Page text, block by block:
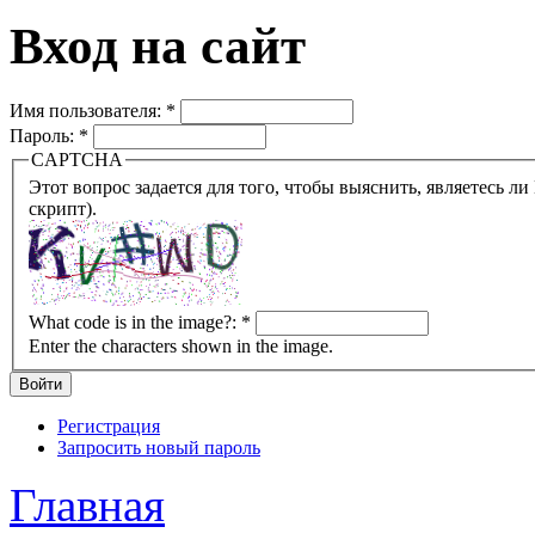
Вход на сайт
Имя пользователя: *
Пароль: *
CAPTCHA
Этот вопрос задается для того, чтобы выяснить, являетесь ли Вы человеком или представляете из себя робота
скрипт).
What code is in the image?: *
Enter the characters shown in the image.
Регистрация
Запросить новый пароль
Главная